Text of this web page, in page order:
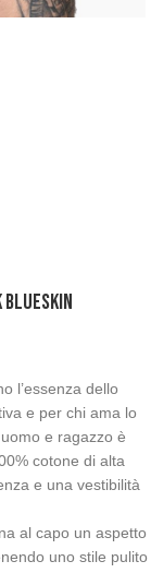
Blueskin
l’essenza dello
e per chi ama lo
e ragazzo è
cotone di alta
e una vestibilità
al capo un aspetto
uno stile pulito